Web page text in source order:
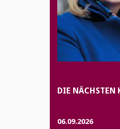
DIE NÄCHSTEN
06.09.2026